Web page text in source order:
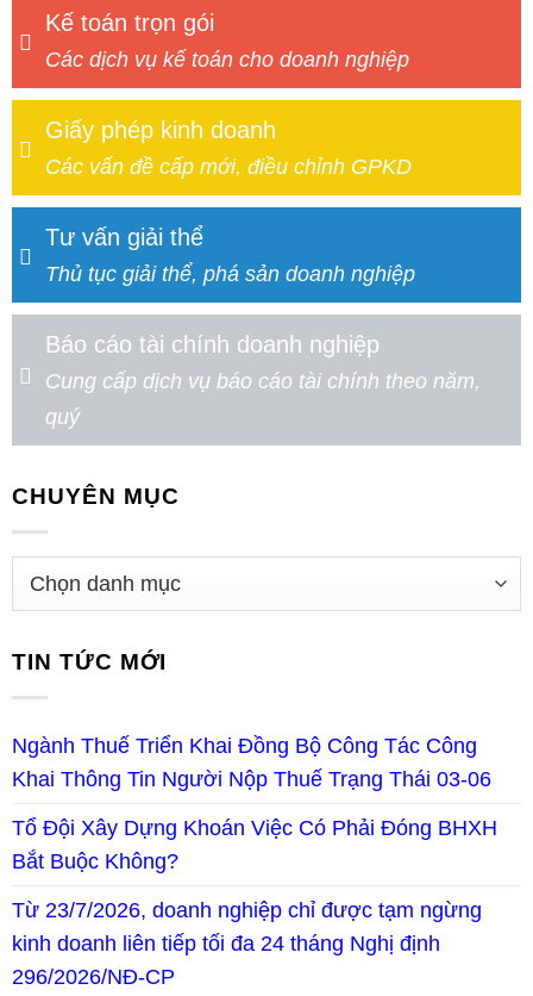
Kế toán trọn gói
Các dịch vụ kế toán cho doanh nghiệp
Giấy phép kinh doanh
Các vấn đề cấp mới, điều chỉnh GPKD
Tư vấn giải thể
Thủ tục giải thể, phá sản doanh nghiệp
Báo cáo tài chính doanh nghiệp
Cung cấp dịch vụ báo cáo tài chính theo năm,
quý
CHUYÊN MỤC
TIN TỨC MỚI
Ngành Thuế Triển Khai Đồng Bộ Công Tác Công
Khai Thông Tin Người Nộp Thuế Trạng Thái 03-06
Tổ Đội Xây Dựng Khoán Việc Có Phải Đóng BHXH
Bắt Buộc Không?
Từ 23/7/2026, doanh nghiệp chỉ được tạm ngừng
kinh doanh liên tiếp tối đa 24 tháng Nghị định
296/2026/NĐ-CP